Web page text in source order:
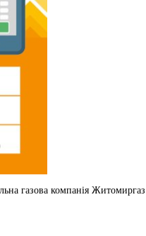
газова компанія Житомиргаз